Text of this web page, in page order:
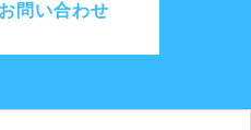
問い合わせ